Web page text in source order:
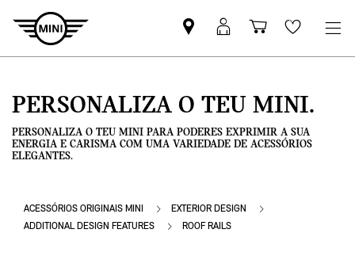
Pesquisar
parceiro
Iniciar
sessão
Carrinho
de
Wishlist
PERSONALIZA O TEU MINI.
PERSONALIZA O TEU MINI PARA PODERES EXPRIMIR A SUA
ENERGIA E CARISMA COM UMA VARIEDADE DE ACESSÓRIOS
ELEGANTES.
ACESSÓRIOS ORIGINAIS MINI
EXTERIOR DESIGN
ADDITIONAL DESIGN FEATURES
ROOF RAILS